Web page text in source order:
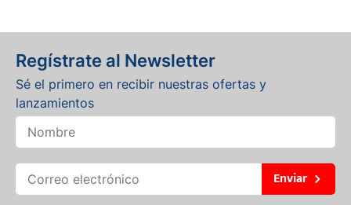
Regístrate al Newsletter
Sé el primero en recibir nuestras ofertas y
lanzamientos
Enviar